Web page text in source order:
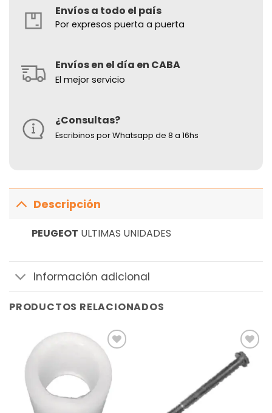
Envíos a todo el país
Por expresos puerta a puerta
Envíos en el día en CABA
El mejor servicio
¿Consultas?
Escribinos por Whatsapp de 8 a 16hs
Descripción
PEUGEOT ULTIMAS UNIDADES
Información adicional
PRODUCTOS RELACIONADOS
Añadir
a la
deseos
Añadir
a la
lista de